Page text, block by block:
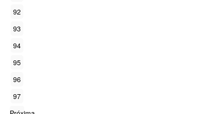
92
93
94
95
96
97